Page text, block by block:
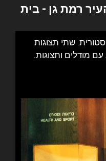
רמת גן - בית
שתי תצוגות
מודלים ותצוגות.